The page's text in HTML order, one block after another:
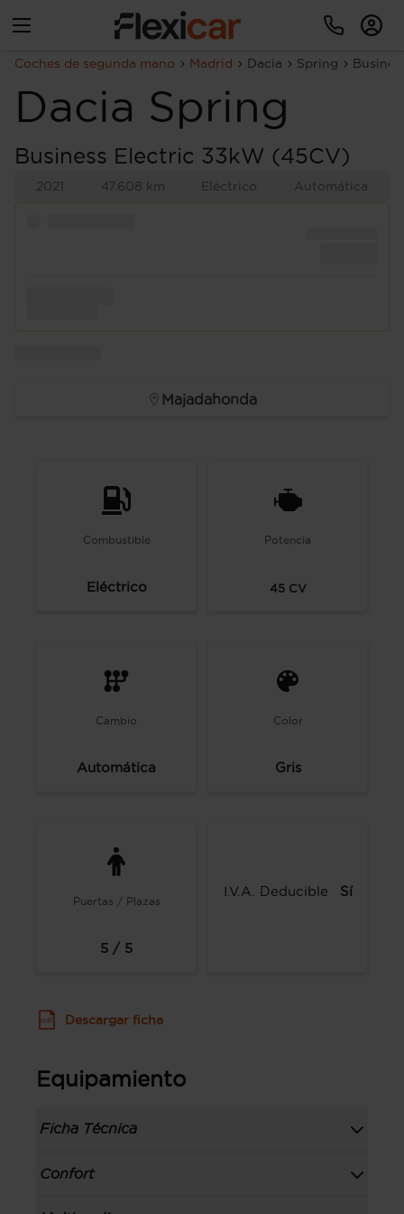
Coches de segunda mano Madrid Dacia Spring
Dacia Spring
Business Electric 33kW (45CV)
2021 47.608 km Eléctrico Automática
Majadahonda
Combustible
Eléctrico
Potencia
45CV
Cambio
Automática
Color
Gris
Puertas / Plazas
5 / 5
I.V.A. Deducible Sí
Descargar ficha
Equipamiento
Ficha Técnica
Información de la versión: número última
Confort